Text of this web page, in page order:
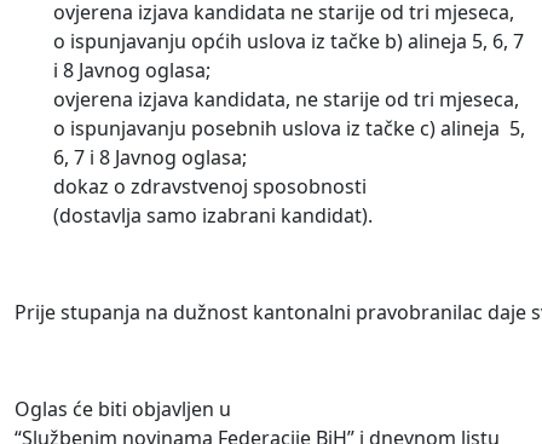
ovjerena izjava kandidata ne starije od tri mjeseca,
o ispunjavanju općih uslova iz tačke b) alineja 5, 6, 7
i 8 Javnog oglasa;
ovjerena izjava kandidata, ne starije od tri mjeseca,
o ispunjavanju posebnih uslova iz tačke c) alineja 5,
6, 7 i 8 Javnog oglasa;
dokaz o zdravstvenoj sposobnosti
(dostavlja samo izabrani kandidat).
Prije stupanja na dužnost kantonalni pravobranilac daje
Oglas će biti objavljen u
“Službenim novinama Federacije BiH” i dnevnom listu